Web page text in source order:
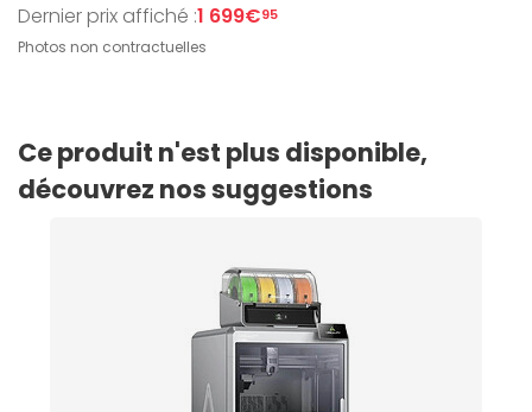
Dernier prix affiché :1 699€95
Photos non contractuelles
Ce produit n'est plus disponible,
découvrez nos suggestions